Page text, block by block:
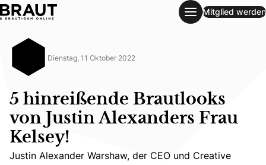
5 hinreißende Brautlooks von Justin Alexanders Frau
Mitglied werden
Dienstag, 11 Oktober 2022
5 hinreißende Brautlooks
von Justin Alexanders Frau
Kelsey!
Justin Alexander Warshaw, der CEO und Creative